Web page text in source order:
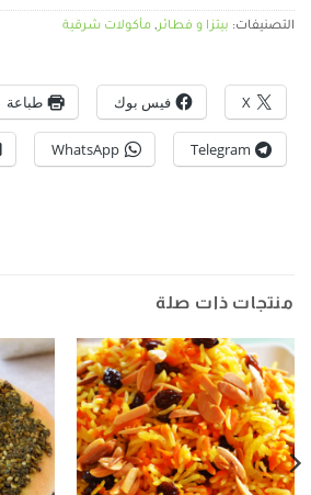
التصنيفات: بيتزا و فطائر, مأكولات شرقية
X فيس بوك طباعة
Telegram
WhatsApp
منتجات ذات صلة